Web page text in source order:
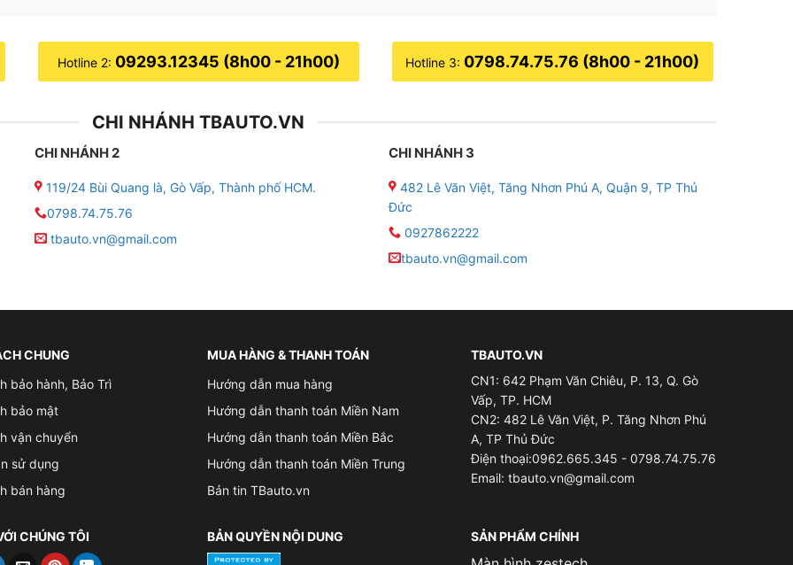
độ thêm âm thanh
360
cảm biến áp suất lốp, camera hành trình
Hotline 2: 09293.12345 (8h00 - 21h00) Hotline 3: 0798.74.75.76 (8h00 - 21h00)
CHI NHÁNH TBAUTO.VN
CHI NHÁNH 2
119/24 Bùi Quang là, Gò Vấp, Thành phố HCM.
0798.74.75.76
tbauto.vn@gmail.com
CHI NHÁNH 3
482 Lê Văn Việt, Tăng Nhơn Phú A, Quận 9, TP Thủ
Đức
0927862222
tbauto.vn@gmail.com
CHUNG
bảo hành, Bảo Trì
bảo mật
vận chuyển
sử dụng
bán hàng
MUA HÀNG & THANH TOÁN
Hướng dẫn mua hàng
Hướng dẫn thanh toán Miền Nam
Hướng dẫn thanh toán Miền Bắc
Hướng dẫn thanh toán Miền Trung
Bản tin TBauto.vn
TBAUTO.VN
CN1: 642 Phạm Văn Chiêu, P. 13, Q. Gò
Vấp, TP. HCM
CN2: 482 Lê Văn Việt, P. Tăng Nhơn Phú
A, TP Thủ Đức
Điện thoại:0962.665.345 - 0798.74.75.76
Email: tbauto.vn@gmail.com
CHÚNG TÔI BẢN QUYỀN NỘI DUNG SẢN PHẨM CHÍNH